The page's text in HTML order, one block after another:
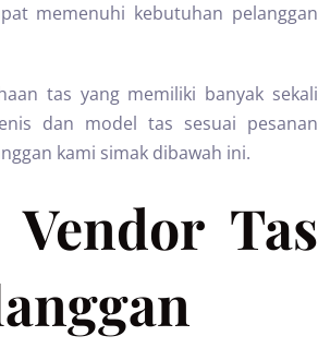
memenuhi kebutuhan pelanggan
tas yang memiliki banyak sekali
dan model tas sesuai pesanan
kami simak dibawah ini.
Tas